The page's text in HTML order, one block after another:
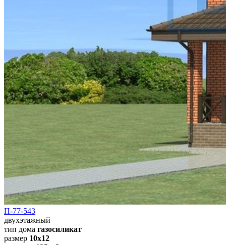
П-77-543
двухэтажный
тип дома газосиликат
размер 10х12